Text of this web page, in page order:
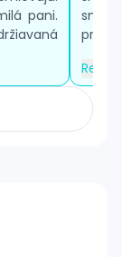
pani.
sme
Read